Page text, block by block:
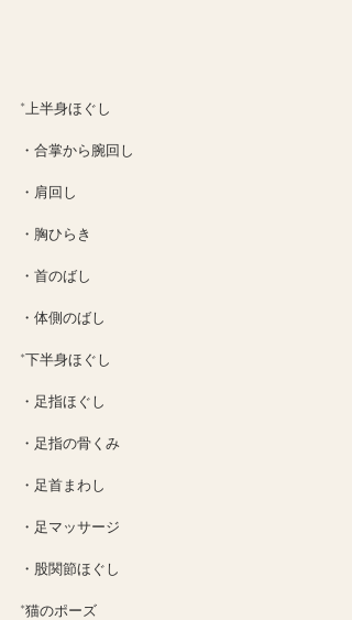
*上半身ほぐし
・合掌から腕回し
・肩回し
・胸ひらき
・首のばし
・体側のばし
*下半身ほぐし
・足指ほぐし
・足指の骨くみ
・足首まわし
・足マッサージ
・股関節ほぐし
*猫のポーズ